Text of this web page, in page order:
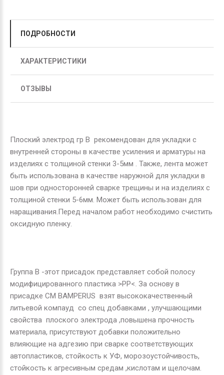
ПОДРОБНОСТИ
ХАРАКТЕРИСТИКИ
ОТЗЫВЫ
Плоский электрод гр В рекомендован для укладки с
внутренней стороны в качестве усиления и арматуры на
изделиях с толщиной стенки 3-5мм . Также, лента может
быть использована в качестве наружной для укладки в
шов при односторонней сварке трещины и на изделиях с
толщиной стенки 5-6мм. Может быть использован для
наращивания.Перед началом работ необходимо счистить
оксидную пленку.
Группа В -этот присадок представляет собой полосу
модифицированного пластика >РР<. За основу в
присадке СМ BAMPERUS взят высококачественный
литьевой компауд со спец добавками , улучшающими
свойства плоского электрода ,повышена прочность
материала, присутствуют добавки положительно
влияющие на адгезию при сварке соответствующих
автопластиков, стойкость к УФ, морозоустойчивость,
стойкость к агресивным средам ,кислотам и щелочам.